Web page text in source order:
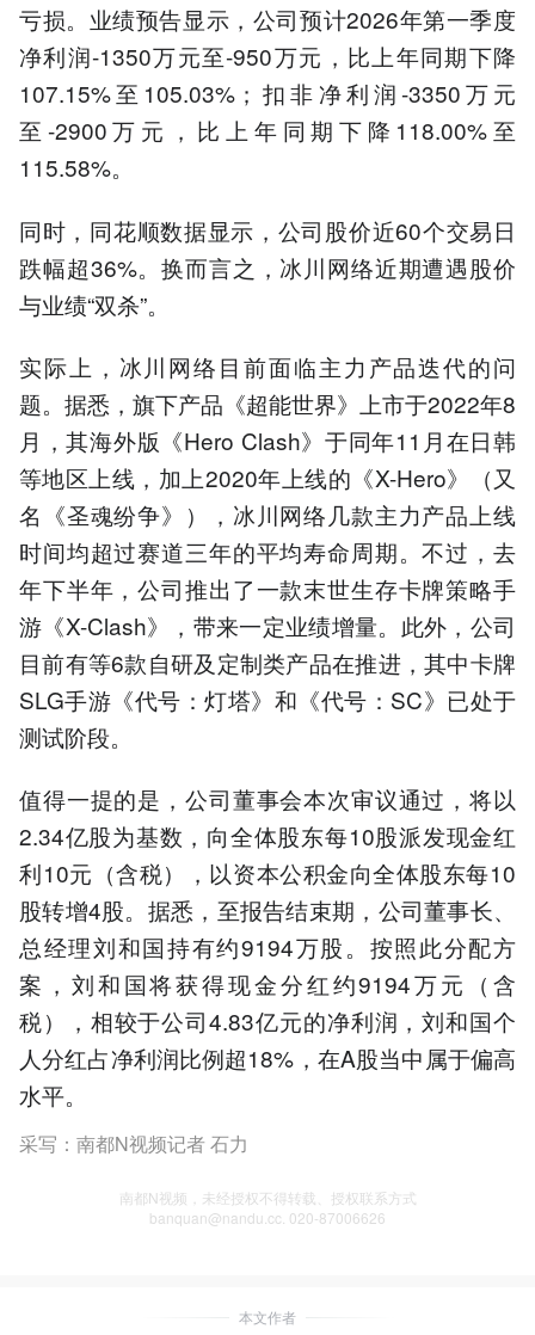
亏损。业绩预告显示，公司预计2026年第一季度
净利润-1350万元至-950万元，比上年同期下降
107.15%至105.03%；扣非净利润-3350万元
至-2900万元，比上年同期下降118.00%至
115.58%。
同时，同花顺数据显示，公司股价近60个交易日
跌幅超36%。换而言之，冰川网络近期遭遇股价
与业绩“双杀”。
实际上，冰川网络目前面临主力产品迭代的问
题。据悉，旗下产品《超能世界》上市于2022年8
月，其海外版《Hero Clash》于同年11月在日韩
等地区上线，加上2020年上线的《X-Hero》（又
名《圣魂纷争》），冰川网络几款主力产品上线
时间均超过赛道三年的平均寿命周期。不过，去
年下半年，公司推出了一款末世生存卡牌策略手
游《X-Clash》，带来一定业绩增量。此外，公司
目前有等6款自研及定制类产品在推进，其中卡牌
SLG手游《代号：灯塔》和《代号：SC》已处于
测试阶段。
值得一提的是，公司董事会本次审议通过，将以
2.34亿股为基数，向全体股东每10股派发现金红
利10元（含税），以资本公积金向全体股东每10
股转增4股。据悉，至报告结束期，公司董事长、
总经理刘和国持有约9194万股。按照此分配方
案，刘和国将获得现金分红约9194万元（含
税），相较于公司4.83亿元的净利润，刘和国个
人分红占净利润比例超18%，在A股当中属于偏高
水平。
采写：南都N视频记者 石力
南都N视频，未经授权不得转载、授权联系方式
banquan@nandu.cc. 020-87006626
本文作者